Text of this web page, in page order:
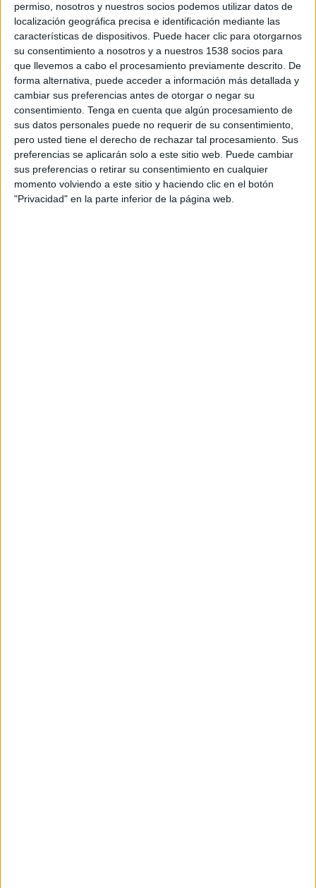
permiso, nosotros y nuestros socios podemos utilizar datos de
localización geográfica precisa e identificación mediante las
características de dispositivos. Puede hacer clic para otorgarnos
su consentimiento a nosotros y a nuestros 1538 socios para
que llevemos a cabo el procesamiento previamente descrito. De
forma alternativa, puede acceder a información más detallada y
cambiar sus preferencias antes de otorgar o negar su
consentimiento. Tenga en cuenta que algún procesamiento de
sus datos personales puede no requerir de su consentimiento,
pero usted tiene el derecho de rechazar tal procesamiento. Sus
preferencias se aplicarán solo a este sitio web. Puede cambiar
sus preferencias o retirar su consentimiento en cualquier
momento volviendo a este sitio y haciendo clic en el botón
"Privacidad" en la parte inferior de la página web.
19 DE ENERO DE 2016
Tras la celebración de un concurso entre otras
agencias
Pepe Jeans ha adjudicado su cuenta de medios
mundial a Optimedia España, tras celebrar un
concurso en el que también participaron otras
agencias de distintos grupos de comunicación.
Desde este mismo mes de enero, Optimedia pasa
a gestionar la estrategia, planificación y compra
de todos los medios de Pepe Jeans en más de 10